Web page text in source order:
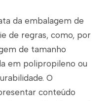
da embalagem de
de regras, como, por
de tamanho
em polipropileno ou
O
conteúdo